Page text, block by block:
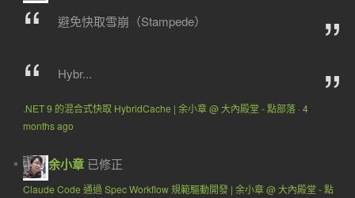
避免快取雪崩（Stampede）
Hybr...
.NET 9 的混合式快取 HybridCache | 余小章 @ 大內殿堂 - 點部落· 4
months ago
余小章 已修正
Claude Code 通過 Spec Workflow 規範驅動開發 | 余小章 @ 大內殿堂 - 點